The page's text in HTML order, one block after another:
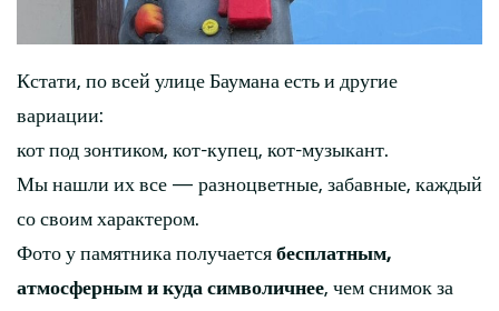
Кстати, по всей улице Баумана есть и другие
вариации:
кот под зонтиком, кот-купец, кот-музыкант.
Мы нашли их все — разноцветные, забавные, каждый
со своим характером.
Фото у памятника получается бесплатным,
атмосферным и куда символичнее, чем снимок за